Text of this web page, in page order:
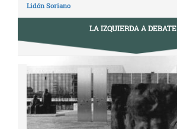
Lidón Soriano
LA IZQUIERDA A DEBATE